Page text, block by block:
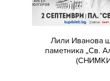
Лили Иванова
паметника „Св.